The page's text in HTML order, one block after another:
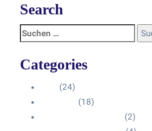
Search
Categories
(24)
(18)
(2)